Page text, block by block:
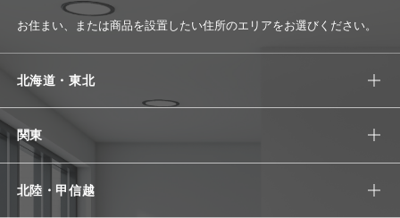
お住まい、または商品を設置したい住所のエリアをお選びください。
北海道・東北
関東
北陸・甲信越